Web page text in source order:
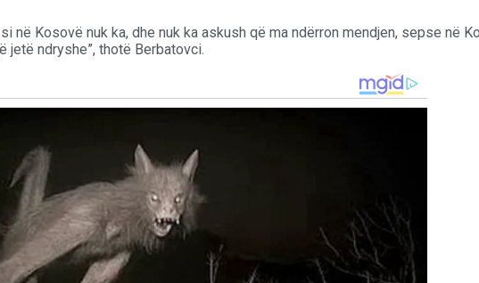
Kosovë nuk ka, dhe nuk ka askush që ma ndërron mendjen, sepse në
jetë ndryshe”, thotë Berbatovci.